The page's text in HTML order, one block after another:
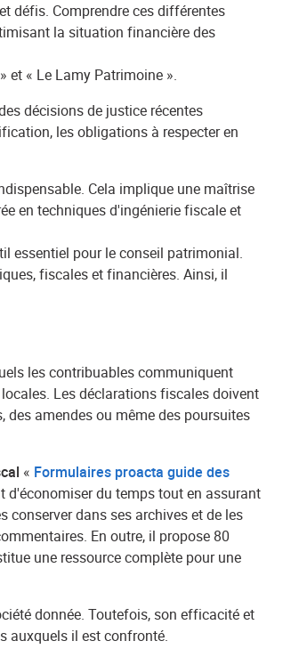
défis. Comprendre ces différentes
la situation financière des
et « Le Lamy Patrimoine ».
décisions de justice récentes
les obligations à respecter en
Cela implique une maîtrise
en techniques d'ingénierie fiscale et
essentiel pour le conseil patrimonial.
fiscales et financières. Ainsi, il
les contribuables communiquent
Les déclarations fiscales doivent
des amendes ou même des poursuites
« Formulaires proacta guide des
d'économiser du temps tout en assurant
conserver dans ses archives et de les
En outre, il propose 80
une ressource complète pour une
donnée. Toutefois, son efficacité et
auxquels il est confronté.